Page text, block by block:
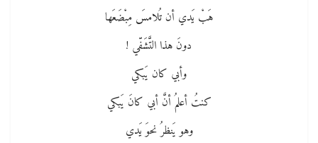
هَبْ يَدي أن تُلامسَ مِبْضَعَها
دونَ هذا التَّشَفّي !
وأبي كان يَبكي
كنتُ أعلمُ أنَّ أبي كانَ يَبكي
وهو يَنظرُ نحوَ يَدي